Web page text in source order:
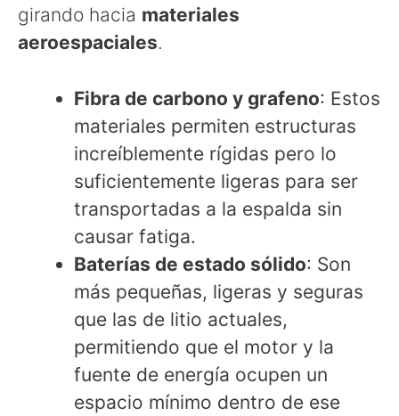
girando hacia materiales
aeroespaciales.
Fibra de carbono y grafeno: Estos
materiales permiten estructuras
increíblemente rígidas pero lo
suficientemente ligeras para ser
transportadas a la espalda sin
causar fatiga.
Baterías de estado sólido: Son
más pequeñas, ligeras y seguras
que las de litio actuales,
permitiendo que el motor y la
fuente de energía ocupen un
espacio mínimo dentro de ese